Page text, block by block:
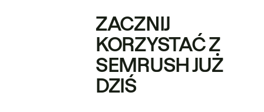
ZACZNIJ
KORZYSTAĆ Z
SEMRUSH JUŻ
DZIŚ